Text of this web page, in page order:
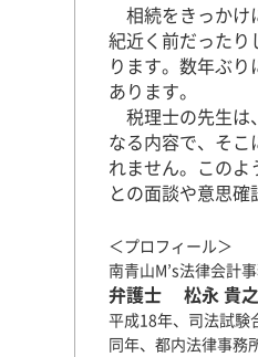
相続をきっかけ
紀近く前だったり
ります。数年ぶ
あります。
税理士の先生は
なる内容で、そ
れません。この
との面談や意思確
＜プロフィール＞
南青山M’s法律会計
弁護士 松永 貴之
平成18年、司法試験
同年、都内法律事務